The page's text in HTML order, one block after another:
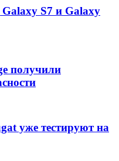
Galaxy S7 и Galaxy
получили
уже тестируют на